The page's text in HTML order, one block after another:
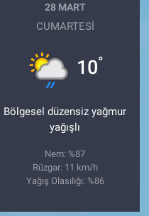
28 MART
CUMARTESI
10°
Bölgesel düzensiz yağmur
yağışlı
Nem: %87
Rüzgar: 11 km/h
Yağış Olasılığı: %86